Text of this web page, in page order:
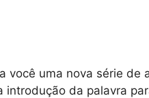
você uma nova série de
da palavra